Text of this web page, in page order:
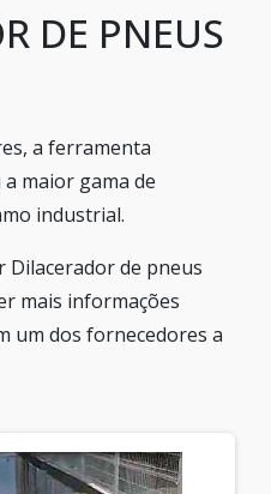
DE PNEUS
a ferramenta
maior gama de
industrial.
Dilacerador de pneus
mais informações
um dos fornecedores a